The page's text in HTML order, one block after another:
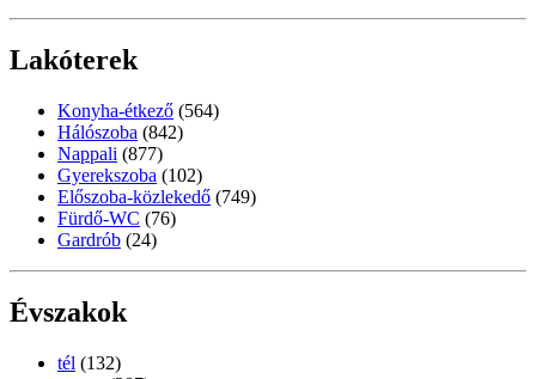
Lakóterek
Konyha-étkező (564)
Hálószoba (842)
Nappali (877)
Gyerekszoba (102)
Előszoba-közlekedő (749)
Fürdő-WC (76)
Gardrób (24)
Évszakok
tél (132)